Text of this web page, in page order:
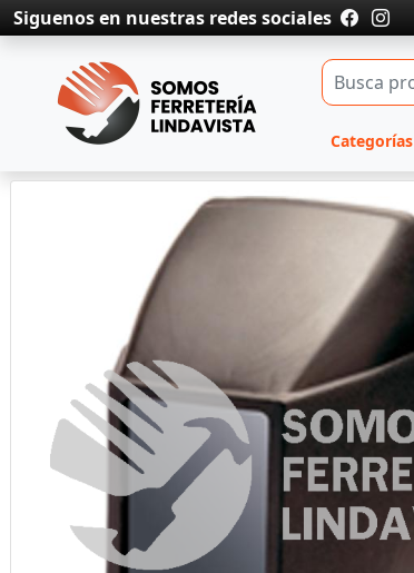
Siguenos en nuestras redes sociales
Categorías